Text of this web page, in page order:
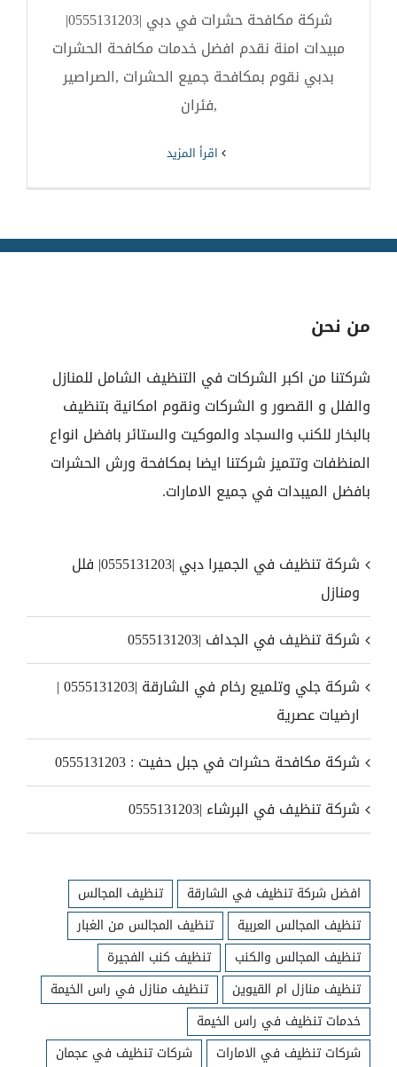
شركة مكافحة حشرات في دبي |0555131203|
مبيدات امنة نقدم افضل خدمات مكافحة الحشرات
بدبي نقوم بمكافحة جميع الحشرات ,الصراصير
,فئران
من نحن
شركتنا من اكبر الشركات في التنظيف الشامل للمنازل
والفلل و القصور و الشركات ونقوم امكانية بتنظيف
بالبخار للكنب والسجاد والموكيت والستائر بافضل انواع
المنظفات وتتميز شركتنا ايضا بمكافحة ورش الحشرات
بافضل الميبدات في جميع الامارات.
شركة تنظيف في الجميرا دبي |0555131203| فلل
ومنازل
شركة تنظيف في الجداف |0555131203
شركة جلي وتلميع رخام في الشارقة |0555131203 |
ارضيات عصرية
شركة مكافحة حشرات في جبل حفيت : 0555131203
شركة تنظيف في البرشاء |0555131203
افضل شركة تنظيف في الشارقة
تنظيف المجالس
تنظيف المجالس العربية
تنظيف المجالس من الغبار
تنظيف المجالس والكنب
تنظيف كنب الفجيرة
تنظيف منازل ام القيوين
تنظيف منازل في راس الخيمة
خدمات تنظيف في راس الخيمة
شركات تنظيف في الامارات
شركات تنظيف في عجمان